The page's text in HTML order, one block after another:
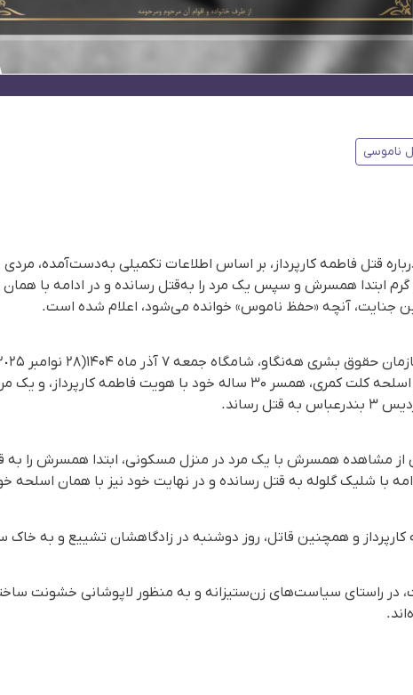
ناموسی
قتل فاطمە کارپرداز، بر اساس اطلاعات تکمیلی به‌دست‌آمده،
گرم ابتدا همسرش و سپس یک مرد را به‌قتل رسانده و در ادامه با
جنایت، آنچه «حفظ ناموس» خوانده می‌شود، اعلام شدە است.
رساند.
از مشاهده همسرش با یک مرد در منزل مسکونی، ابتدا همسرش را به
با شلیک گلوله بە قتل رسانده و در نهایت خود نیز با همان
و همچنین قاتل، روز دوشنبه در زادگاهشان تشییع و به خاک
راستای سیاست‌های زن‌ستیزانه و به منظور لاپوشانی خشونت